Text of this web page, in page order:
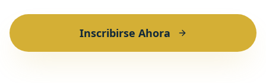
Inscribirse Ahora